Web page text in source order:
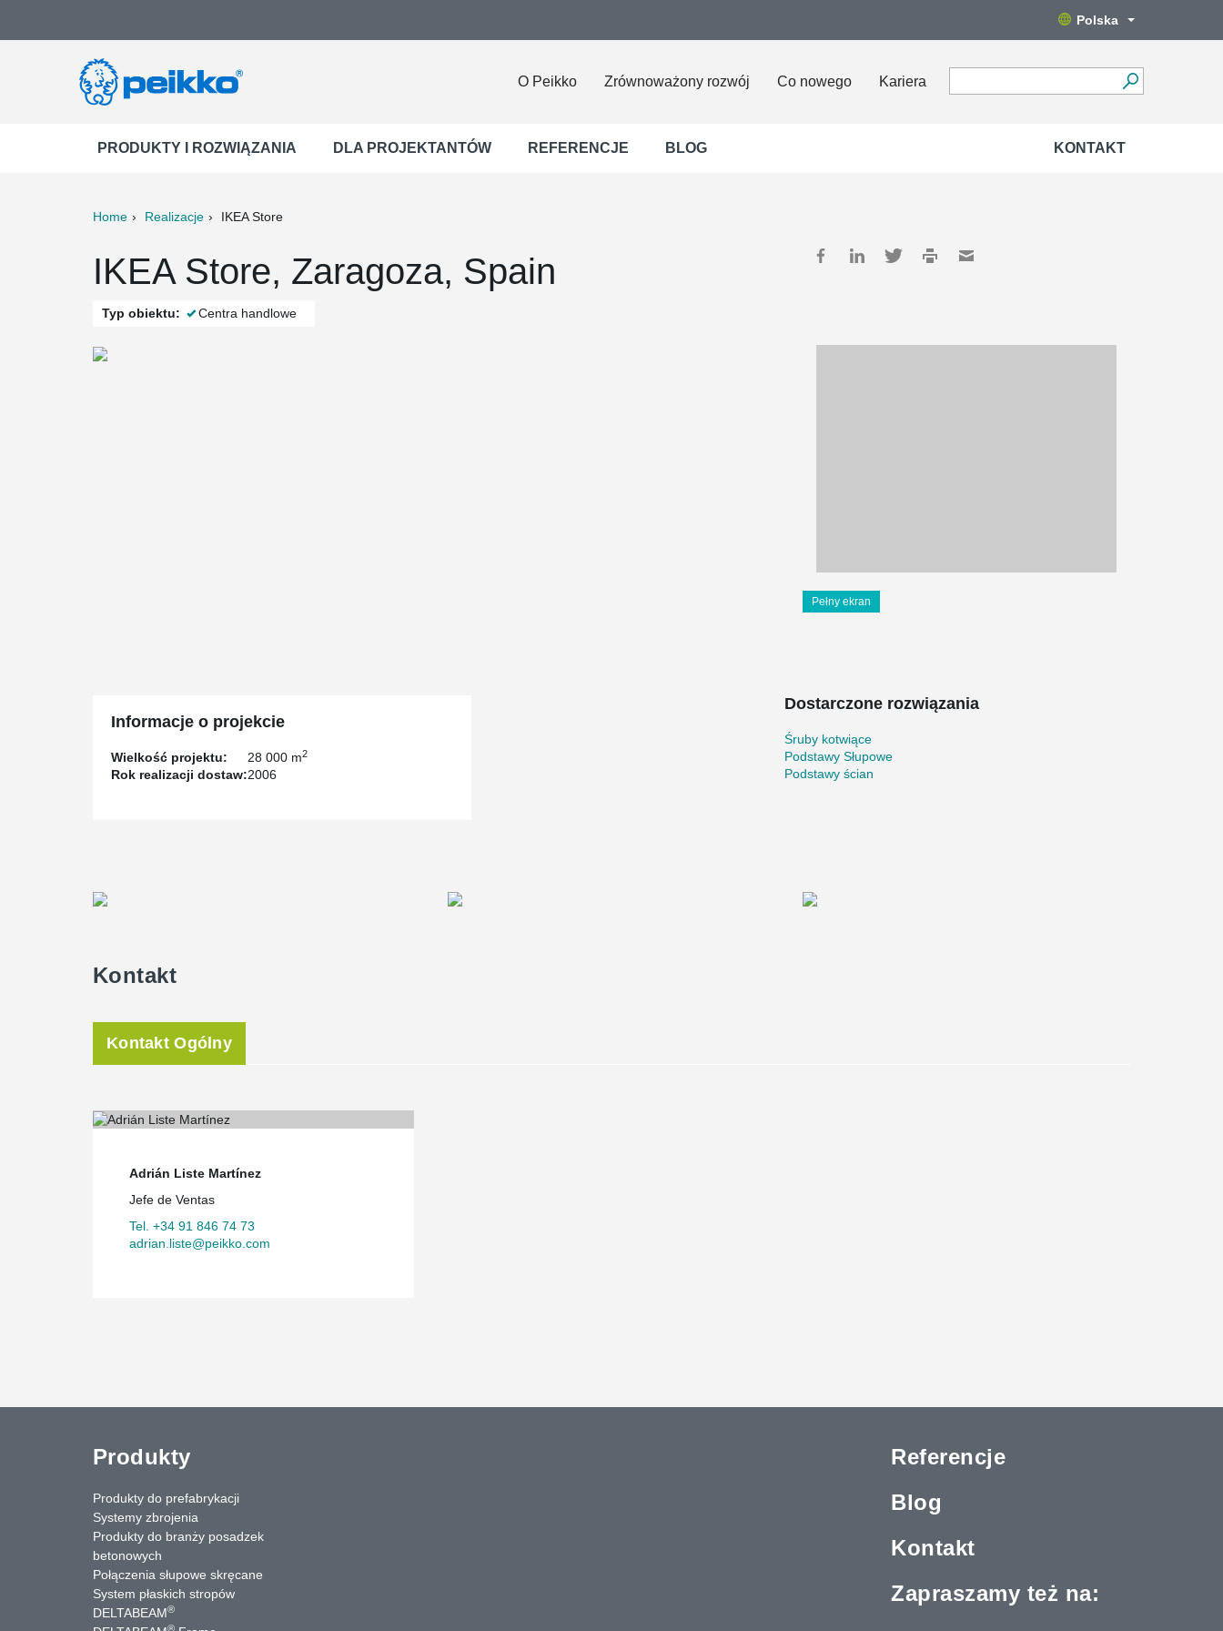
Polska
O Peikko Zrównoważony rozwój Co nowego Kariera
PRODUKTY I ROZWIĄZANIA DLA PROJEKTANTÓW REFERENCJE BLOG KONTAKT
Home Realizacje IKEA Store
IKEA Store, Zaragoza, Spain
Typ obiektu: Centra handlowe
Pełny ekran
Informacje o projekcie
Wielkość projektu: 28 000 m2
Rok realizacji dostaw:2006
Dostarczone rozwiązania
Śruby kotwiące
Podstawy Słupowe
Podstawy ścian
Kontakt
Kontakt Ogólny
Adrián Liste Martínez
Jefe de Ventas
Tel. +34 91 846 74 73
adrian.liste@peikko.com
Produkty
Produkty do prefabrykacji
Systemy zbrojenia
Produkty do branży posadzek
betonowych
Połączenia słupowe skręcane
System płaskich stropów
DELTABEAM®
®
Referencje
Blog
Kontakt
Zapraszamy też na: